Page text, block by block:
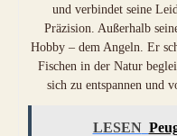
und verbindet seine
Präzision. Außerhalb
Hobby – dem Angeln. Er
Fischen in der Natur
sich zu entspannen und
LESEN